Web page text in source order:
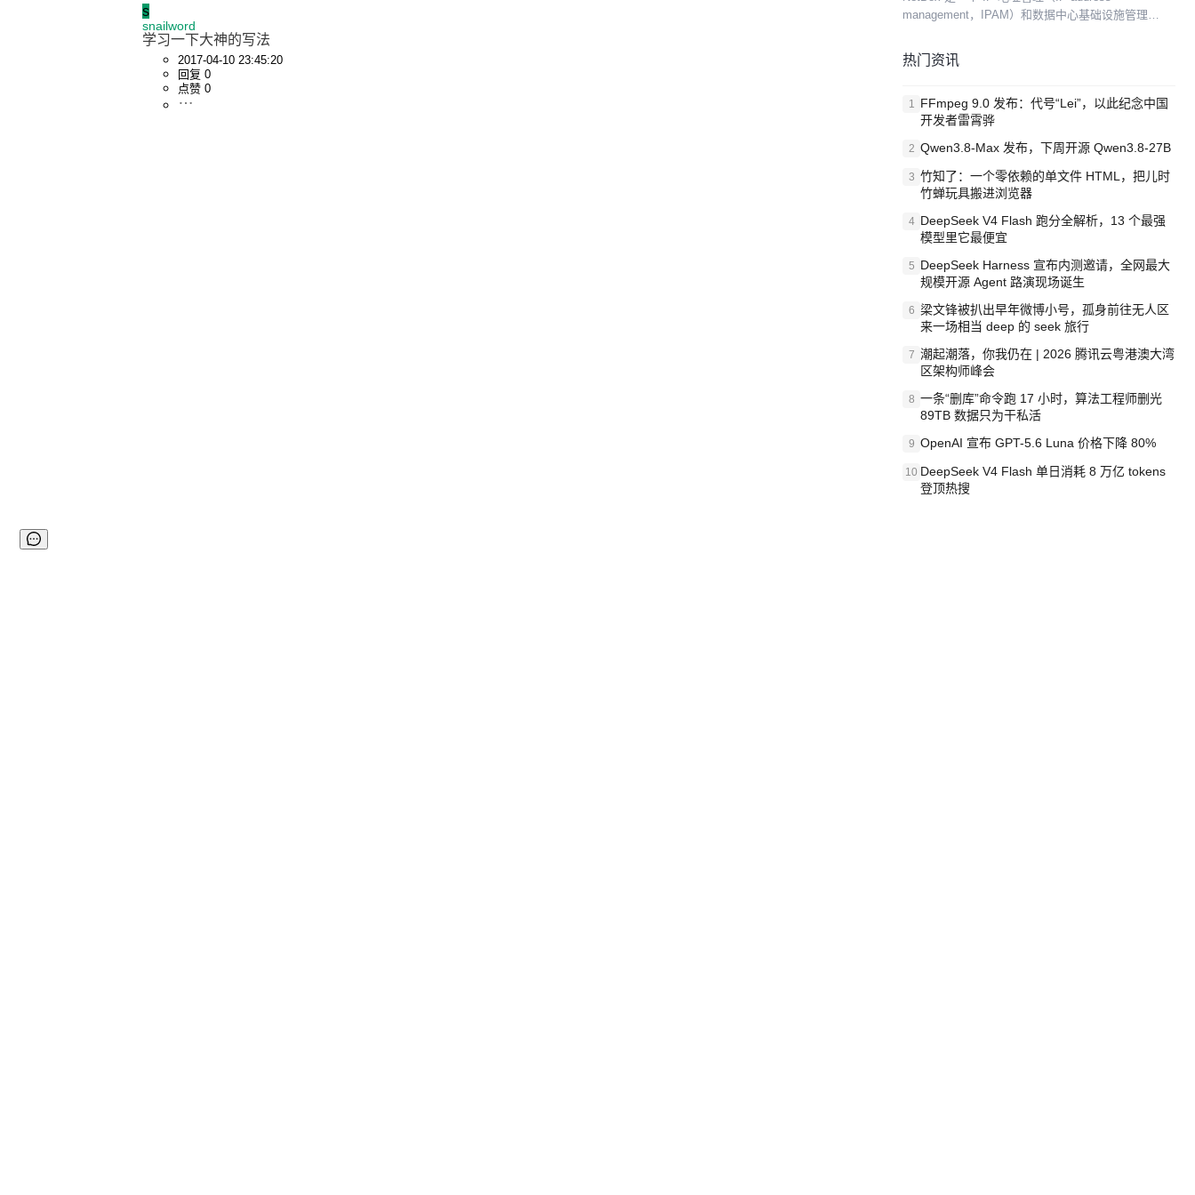
s
snailword
学习一下大神的写法
2017-04-10 23:45:20
回复 0
点赞 0
management，IPAM）和数据中心基础设施管理
热门资讯
1 FFmpeg 9.0 发布：代号“Lei”，以此纪念中国
开发者雷霄骅
2 Qwen3.8-Max 发布，下周开源 Qwen3.8-27B
3 竹知了：一个零依赖的单文件 HTML，把儿时
竹蝉玩具搬进浏览器
4 DeepSeek V4 Flash 跑分全解析，13 个最强
模型里它最便宜
5 DeepSeek Harness 宣布内测邀请，全网最大
规模开源 Agent 路演现场诞生
6 梁文锋被扒出早年微博小号，孤身前往无人区
来一场相当 deep 的 seek 旅行
7 潮起潮落，你我仍在 | 2026 腾讯云粤港澳大湾
区架构师峰会
8 一条“删库”命令跑 17 小时，算法工程师删光
89TB 数据只为干私活
9 OpenAI 宣布 GPT-5.6 Luna 价格下降 80%
10 DeepSeek V4 Flash 单日消耗 8 万亿 tokens
登顶热搜